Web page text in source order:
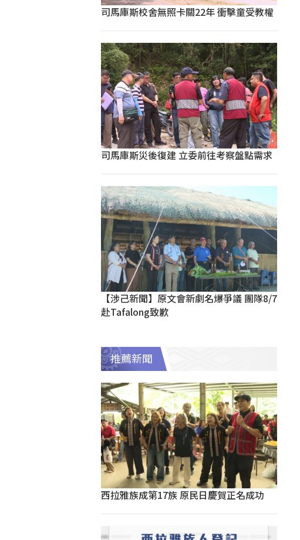
司馬庫斯校舍無照卡關22年 衝擊童受教權
司馬庫斯災後復建 立委前往考察盤點需求
【涉己新聞】原文會新劇名爆爭議 團隊8/7
赴Tafalong致歉
推薦新聞
西拉雅族成第17族 原民日慶賀正名成功